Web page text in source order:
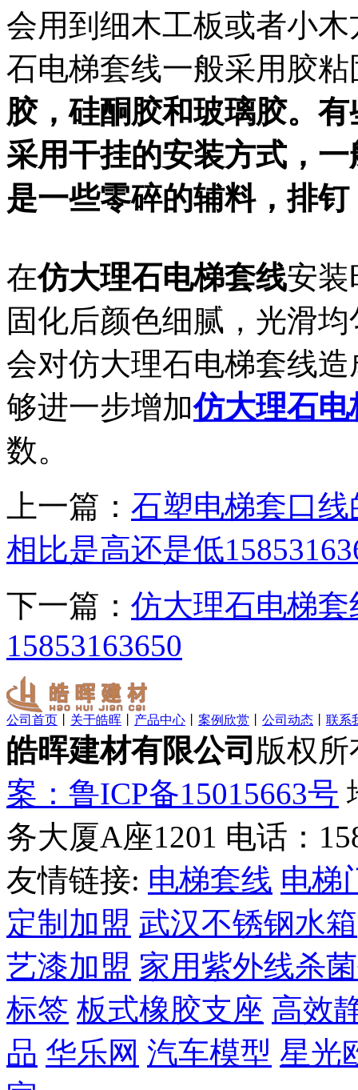
会用到细木工板或者小
石电梯套线一般采用胶粘
胶，硅酮胶和玻璃胶。
采用干挂的安装方式，
是一些零碎的辅料，排
在仿大理石电梯套线安装
固化后颜色细腻，光滑
会对仿大理石电梯套线
够进一步增加仿大理石电
数。
上一篇： 石塑电梯套口
相比是高还是低
下一篇： 仿大理石电梯
15853163650
公司首页 关于皓晖 产品中心 案例欣赏 公司动态 联系
皓晖建材有限公司 版权
案：鲁ICP备15015663号
务大厦A座1201 电话：
友情链接: 电梯套线 电梯
定制加盟 武汉不锈钢水箱
艺漆加盟 家用紫外线杀
标签 板式橡胶支座 高效
品 华乐网 汽车模型 星光